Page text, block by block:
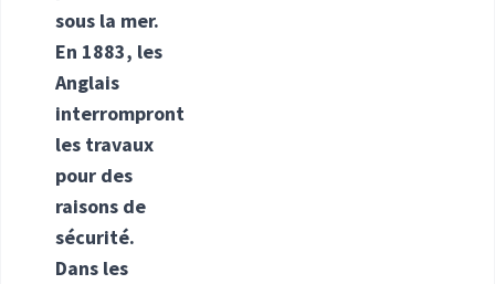
sous la mer.
En 1883, les
Anglais
interrompront
les travaux
pour des
raisons de
sécurité.
Dans les